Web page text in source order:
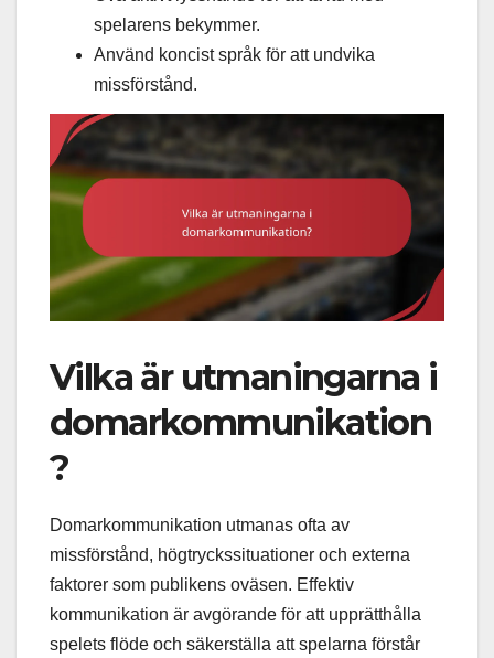
spelarens bekymmer.
Använd koncist språk för att undvika
missförstånd.
Vilka är utmaningarna i
domarkommunikation
?
Domarkommunikation utmanas ofta av
missförstånd, högtryckssituationer och externa
faktorer som publikens oväsen. Effektiv
kommunikation är avgörande för att upprätthålla
spelets flöde och säkerställa att spelarna förstår